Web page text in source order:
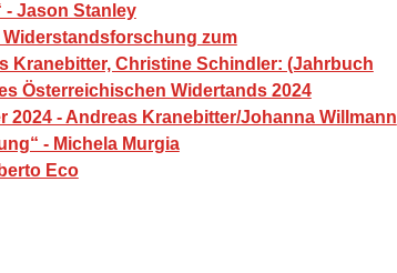
- Jason Stanley
zum
Kranebitter, Christine Schindler: (Jahrbuch
Österreichischen Widertands 2024
2024 - Andreas Kranebitter/Johanna Willmann
- Michela Murgia
Eco